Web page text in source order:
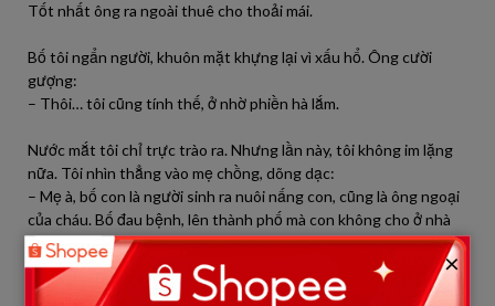
Tốt nhất ông ra ngoài thuê cho thoải mái.
Bố tôi ngẩn người, khuôn mặt khựng lại vì xấu hổ. Ông cười
gượng:
– Thôi… tôi cũng tính thế, ở nhờ phiền hà lắm.
Nước mắt tôi chỉ trực trào ra. Nhưng lần này, tôi không im lặng
nữa. Tôi nhìn thẳng vào mẹ chồng, dõng dạc:
– Mẹ à, bố con là người sinh ra nuôi nấng con, cũng là ông ngoại
của cháu. Bố đau bệnh, lên thành phố mà con không cho ở nhà
thì còn nghĩa tình gì nữa? Mẹ sợ chật ư? Vậy từ mai con với
chồng con sẽ dọn ra thuê trọ ở cùng bố. Để mẹ ở lại một mình
cho rộng rãi!
×